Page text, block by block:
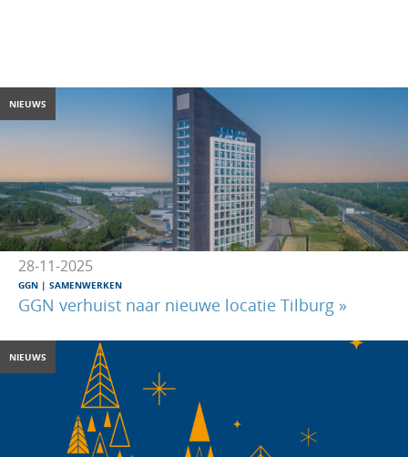
NIEUWS
28-11-2025
GGN SAMENWERKEN
GGN verhuist naar nieuwe locatie Tilburg »
NIEUWS